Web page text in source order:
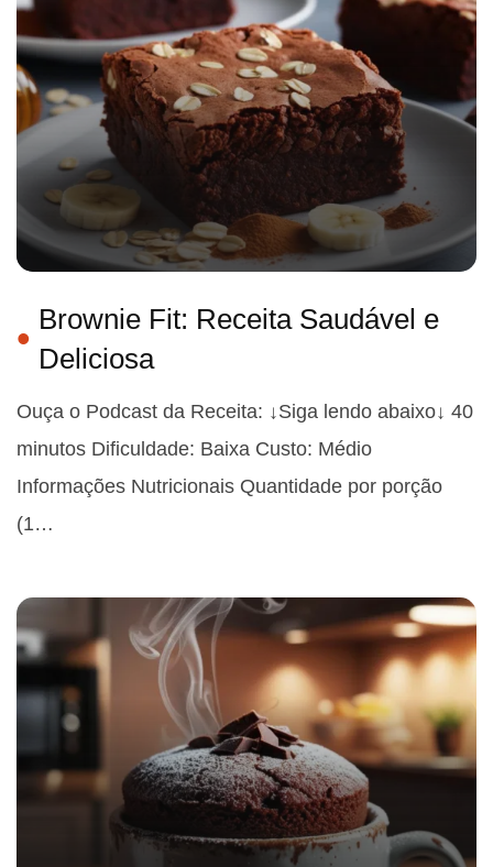
Brownie Fit: Receita Saudável e
Deliciosa
Ouça o Podcast da Receita: ↓Siga lendo abaixo↓ 40
minutos Dificuldade: Baixa Custo: Médio
Informações Nutricionais Quantidade por porção
(1…